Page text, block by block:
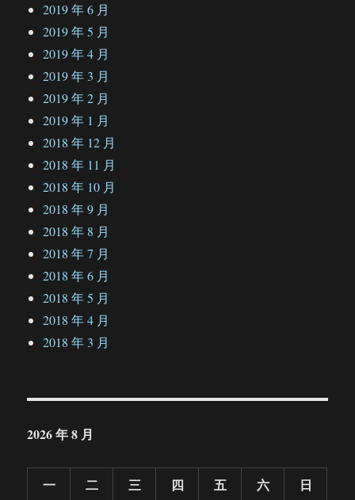
2019 年 6 月
2019 年 5 月
2019 年 4 月
2019 年 3 月
2019 年 2 月
2019 年 1 月
2018 年 12 月
2018 年 11 月
2018 年 10 月
2018 年 9 月
2018 年 8 月
2018 年 7 月
2018 年 6 月
2018 年 5 月
2018 年 4 月
2018 年 3 月
2026 年 8 月
一 二 三 四 五 六 日